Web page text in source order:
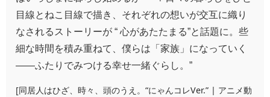
目線とねこ目線で描き、それぞれの想いが交互に織り
なされるストーリーが “ 心があたたまる”と話題に。些
細な時間を積み重ねて、僕らは「家族」になっていく
――ふたりでみつける幸せ一緒ぐらし。”
[同居人はひざ、時々、頭のうえ。“にゃんコレVer.” | アニメ動